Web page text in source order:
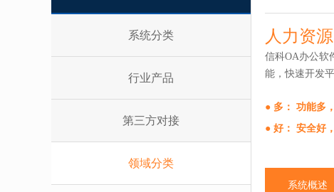
系统分类
行业产品
第三方对接
领域分类
人力资源
信科OA办公软
能，快速开发
● 多： 功能多
● 好： 安全好
系统概述